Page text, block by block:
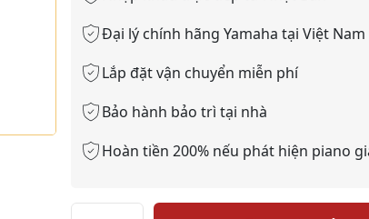
Đại lý chính hãng Yamaha tại Việt Nam
Lắp đặt vận chuyển miễn phí
Bảo hành bảo trì tại nhà
Hoàn tiền 200% nếu phát hiện piano